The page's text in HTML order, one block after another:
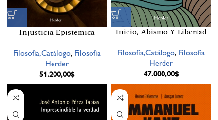
Injusticia Epistemica
Filosofía,Catálogo, Filosofía
Herder
51.200,00$
Inicio, Abismo Y Libertad
Filosofía,Catálogo, Filosofía
Herder
47.000,00$